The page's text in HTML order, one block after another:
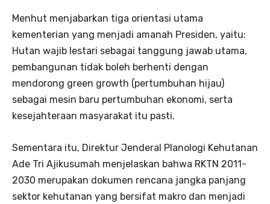
Menhut menjabarkan tiga orientasi utama
kementerian yang menjadi amanah Presiden, yaitu:
Hutan wajib lestari sebagai tanggung jawab utama,
pembangunan tidak boleh berhenti dengan
mendorong green growth (pertumbuhan hijau)
sebagai mesin baru pertumbuhan ekonomi, serta
kesejahteraan masyarakat itu pasti.
Sementara itu, Direktur Jenderal Planologi Kehutanan
Ade Tri Ajikusumah menjelaskan bahwa RKTN 2011-
2030 merupakan dokumen rencana jangka panjang
sektor kehutanan yang bersifat makro dan menjadi